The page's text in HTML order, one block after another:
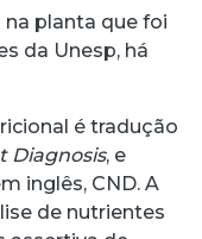
planta que foi
da Unesp, há
é tradução
Diagnosis, e
inglês, CND. A
de nutrientes